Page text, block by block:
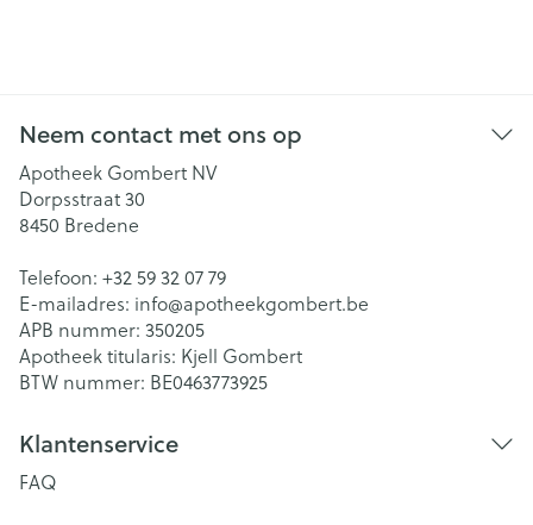
Neem contact met ons op
Apotheek Gombert NV
Dorpsstraat 30
8450 Bredene
Telefoon: +32 59 32 07 79
E-mailadres: info@apotheekgombert.be
APB nummer: 350205
Apotheek titularis: Kjell Gombert
BTW nummer: BE0463773925
Klantenservice
FAQ